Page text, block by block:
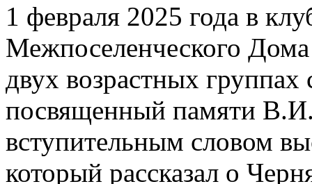
1 февраля 2025 года в
Межпоселенческого
двух возрастных
посвященный памяти
вступительным словом
который рассказал о